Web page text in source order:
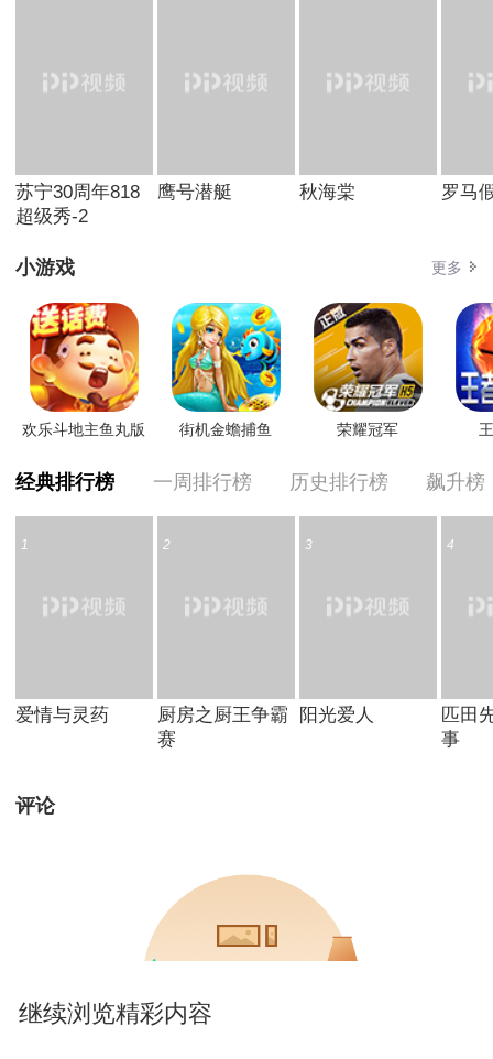
苏宁30周年818
超级秀-2
鹰号潜艇 秋海棠 罗马
小游戏 更多
欢乐斗地主鱼丸版 街机金蟾捕鱼 荣耀冠军
经典排行榜 一周排行榜 历史排行榜 飙升榜
爱情与灵药
1
厨房之厨王争霸
赛
2
阳光爱人
3
匹田
事
4
评论
继续浏览精彩内容